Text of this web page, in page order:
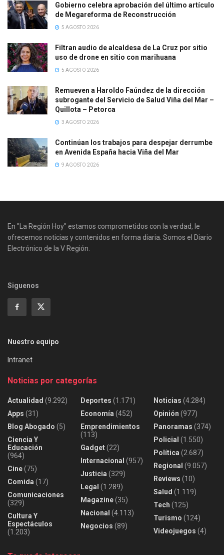
Gobierno celebra aprobación del último artículo
de Megareforma de Reconstrucción
5 AGOSTO 2026
Filtran audio de alcaldesa de La Cruz por sitio
uso de drone en sitio con marihuana
5 AGOSTO 2026
Remueven a Haroldo Faúndez de la dirección
subrogante del Servicio de Salud Viña del Mar –
Quillota – Petorca
3 AGOSTO 2026
Continúan los trabajos para despejar derrumbe
en Avenida España hacia Viña del Mar
9 AGOSTO 2026
En "La Región Hoy" estamos comprometidos con la verdad, le
ofrecemos noticias y contenidos en forma diaria. Somos el Diario
Electrónico de la V Región.
Siguenos
Nuestro equipo
Intranet
Noticias por categorías
Actualidad (9.292)
Apps (31)
Blog Abogado (5)
Ciencia Y
Educación
(964)
Cine(75)
Comida (17)
Comunicaciones
(329)
Cultura Y
Espectáculos
(1.203)
Deportes (1.171)
Economía (452)
Emprendimientos
(113)
Gadget(22)
Internacional (957)
Justicia (329)
Legal (1.289)
Magazine(35)
Nacional (4.113)
Negocios (89)
Noticias (4.284)
Opinión (977)
Panoramas (374)
Policial (1.550)
Política (2.687)
Regional (9.057)
Reviews (10)
Salud (1.119)
Tech (125)
Turismo (124)
Videojuegos (4)